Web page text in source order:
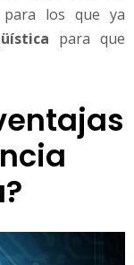
los que ya
para que